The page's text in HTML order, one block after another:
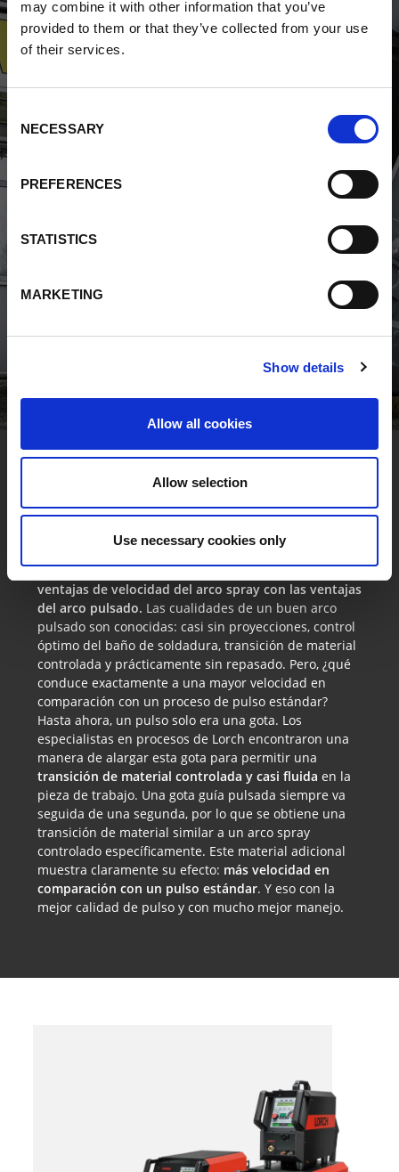
may combine it with other information that you’ve
provided to them or that they’ve collected from your use
of their services.
Selection
NECESSARY
PREFERENCES
STATISTICS
MARKETING
Show details
Allow all cookies
Allow selection
Use necessary cookies only
"Los acabados muestran el enorme
potencial de SpeedPulse: Los
resultados fueron excelentes.
Penetración profunda, firme y sin
poros, incluso con material base de
Jefe de supervisión de soldadura en ADK
La ventaja de SpeedPulse:
Soldadura más rápida gracias a la
transferencia fluida del material.
El proceso de soldadura SpeedPulsecombina las
ventajas de velocidad del arco spray con las ventajas
del arco pulsado. Las cualidades de un buen arco
pulsado son conocidas: casi sin proyecciones, control
óptimo del baño de soldadura, transición de material
controlada y prácticamente sin repasado. Pero, ¿qué
conduce exactamente a una mayor velocidad en
comparación con un proceso de pulso estándar?
Hasta ahora, un pulso solo era una gota. Los
especialistas en procesos de Lorch encontraron una
manera de alargar esta gota para permitir una
transición de material controlada y casi fluida en la
pieza de trabajo. Una gota guía pulsada siempre va
seguida de una segunda, por lo que se obtiene una
transición de material similar a un arco spray
controlado específicamente. Este material adicional
muestra claramente su efecto: más velocidad en
comparación con un pulso estándar. Y eso con la
mejor calidad de pulso y con mucho mejor manejo.